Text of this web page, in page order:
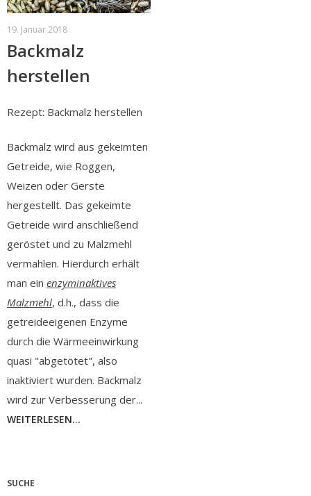
19. Januar 2018
Backmalz
herstellen
Rezept: Backmalz herstellen
Backmalz wird aus gekeimten
Getreide, wie Roggen,
Weizen oder Gerste
hergestellt. Das gekeimte
Getreide wird anschließend
geröstet und zu Malzmehl
vermahlen. Hierdurch erhält
man ein enzyminaktives
Malzmehl, d.h., dass die
getreideeigenen Enzyme
durch die Wärmeeinwirkung
quasi "abgetötet", also
inaktiviert wurden. Backmalz
wird zur Verbesserung der...
WEITERLESEN...
SUCHE